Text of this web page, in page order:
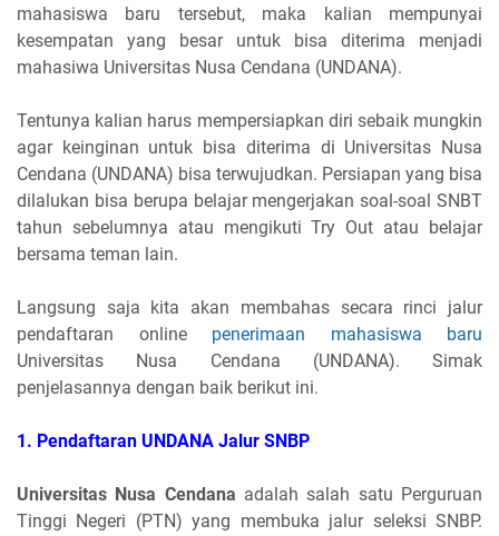
mahasiswa baru tersebut, maka kalian mempunyai
kesempatan yang besar untuk bisa diterima menjadi
mahasiwa Universitas Nusa Cendana (UNDANA).
Tentunya kalian harus mempersiapkan diri sebaik mungkin
agar keinginan untuk bisa diterima di Universitas Nusa
Cendana (UNDANA) bisa terwujudkan. Persiapan yang bisa
dilalukan bisa berupa belajar mengerjakan soal-soal SNBT
tahun sebelumnya atau mengikuti Try Out atau belajar
bersama teman lain.
Langsung saja kita akan membahas secara rinci jalur
pendaftaran online penerimaan mahasiswa baru
Universitas Nusa Cendana (UNDANA). Simak
penjelasannya dengan baik berikut ini.
1. Pendaftaran UNDANA Jalur SNBP
Universitas Nusa Cendana adalah salah satu Perguruan
Tinggi Negeri (PTN) yang membuka jalur seleksi SNBP.